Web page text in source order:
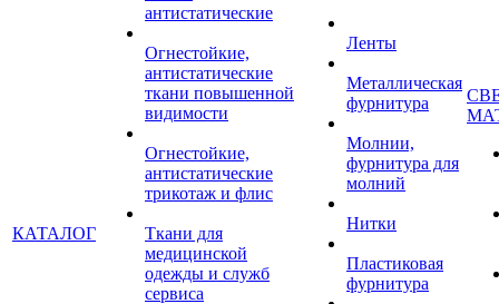
КАТАЛОГ
антистатические
Огнестойкие,
антистатические
ткани повышенной
видимости
Огнестойкие,
антистатические
трикотаж и флис
Ткани для
медицинской
одежды и служб
сервиса
Ленты
Металлическая
фурнитура
Молнии,
фурнитура для
молний
Нитки
Пластиковая
фурнитура